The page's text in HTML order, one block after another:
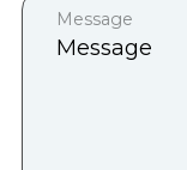
Message